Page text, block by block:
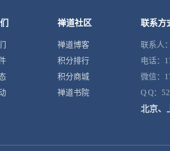
禅道社区
禅道博客
积分排行
积分商城
禅道书院
联系方
联系人
电话：
微信：
Q Q：
北京、